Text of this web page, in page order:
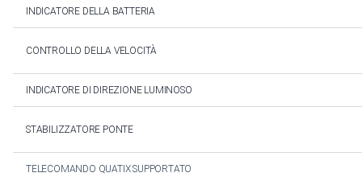
INDICATORE DELLA BATTERIA
CONTROLLO DELLA VELOCITÀ
INDICATORE DI DIREZIONE LUMINOSO
STABILIZZATORE PONTE
TELECOMANDO QUATIX SUPPORTATO